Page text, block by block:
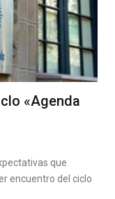
«Agenda
que
encuentro del ciclo